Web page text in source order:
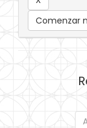
Comenzar